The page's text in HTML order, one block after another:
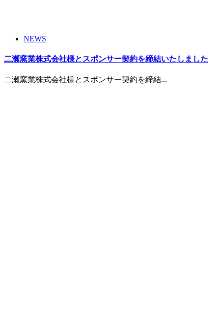
NEWS
二瀬窯業株式会社様とスポンサー契約を締結いたしました
二瀬窯業株式会社様とスポンサー契約を締結...